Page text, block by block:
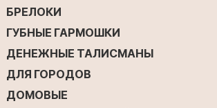
БРЕЛОКИ
ГУБНЫЕ ГАРМОШКИ
ДЕНЕЖНЫЕ ТАЛИСМАНЫ
ДЛЯ ГОРОДОВ
ДОМОВЫЕ